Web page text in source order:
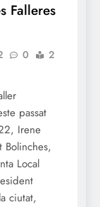
Falleres
0
2
passat
Irene
Local
ciutat,